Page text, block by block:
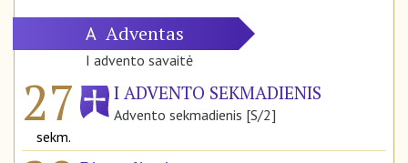
A Adventas
I advento savaitė
27
sekm.
I ADVENTO SEKMADIENIS
Advento sekmadienis [S/2]